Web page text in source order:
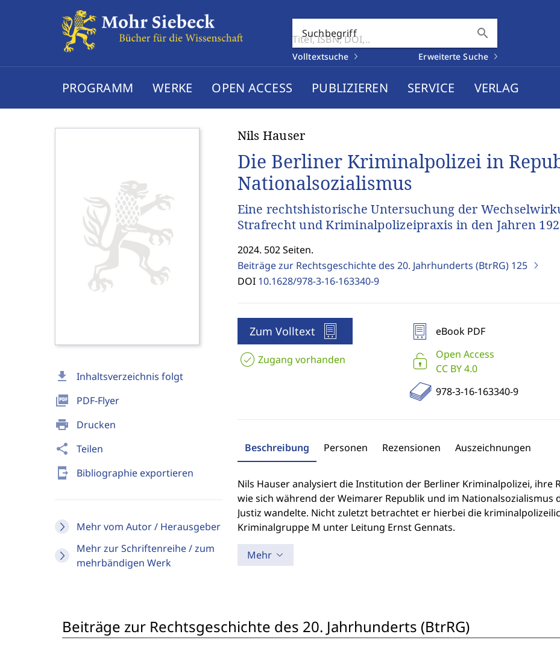
Suchbegriff search
Volltextsuche Erweiterte Suche
PROGRAMM WERKE OPEN ACCESS PUBLIZIEREN SERVICE VERLAG
download Inhaltsverzeichnis folgt
picture_as_pdf PDF-Flyer
print Drucken
share Teilen
send_to_mobile Bibliographie exportieren
Mehr vom Autor / Herausgeber
Mehr zur Schriftenreihe / zum
mehrbändigen Werk
Nils Hauser
Die Berliner Kriminalpolizei in
Nationalsozialismus
Eine rechtshistorische Untersuchung der
Strafrecht und Kriminalpolizeipraxis in den Jahren
2024. 502 Seiten.
Beiträge zur Rechtsgeschichte des 20. Jahrhunderts (BtrRG) 125
DOI 10.1628/978-3-16-163340-9
Zum Volltext
Zugang vorhanden
eBook PDF
Open Access
CC BY 4.0
978-3-16-163340-9
Beschreibung Personen Rezensionen Auszeichnungen
Nils Hauser analysiert die Institution der Berliner Kriminalpolizei, ihre
wie sich während der Weimarer Republik und im Nationalsozialismus
Justiz wandelte. Nicht zuletzt betrachtet er hierbei die
Kriminalgruppe M unter Leitung Ernst Gennats.
Mehr
Beiträge zur Rechtsgeschichte des 20. Jahrhunderts (BtrRG)